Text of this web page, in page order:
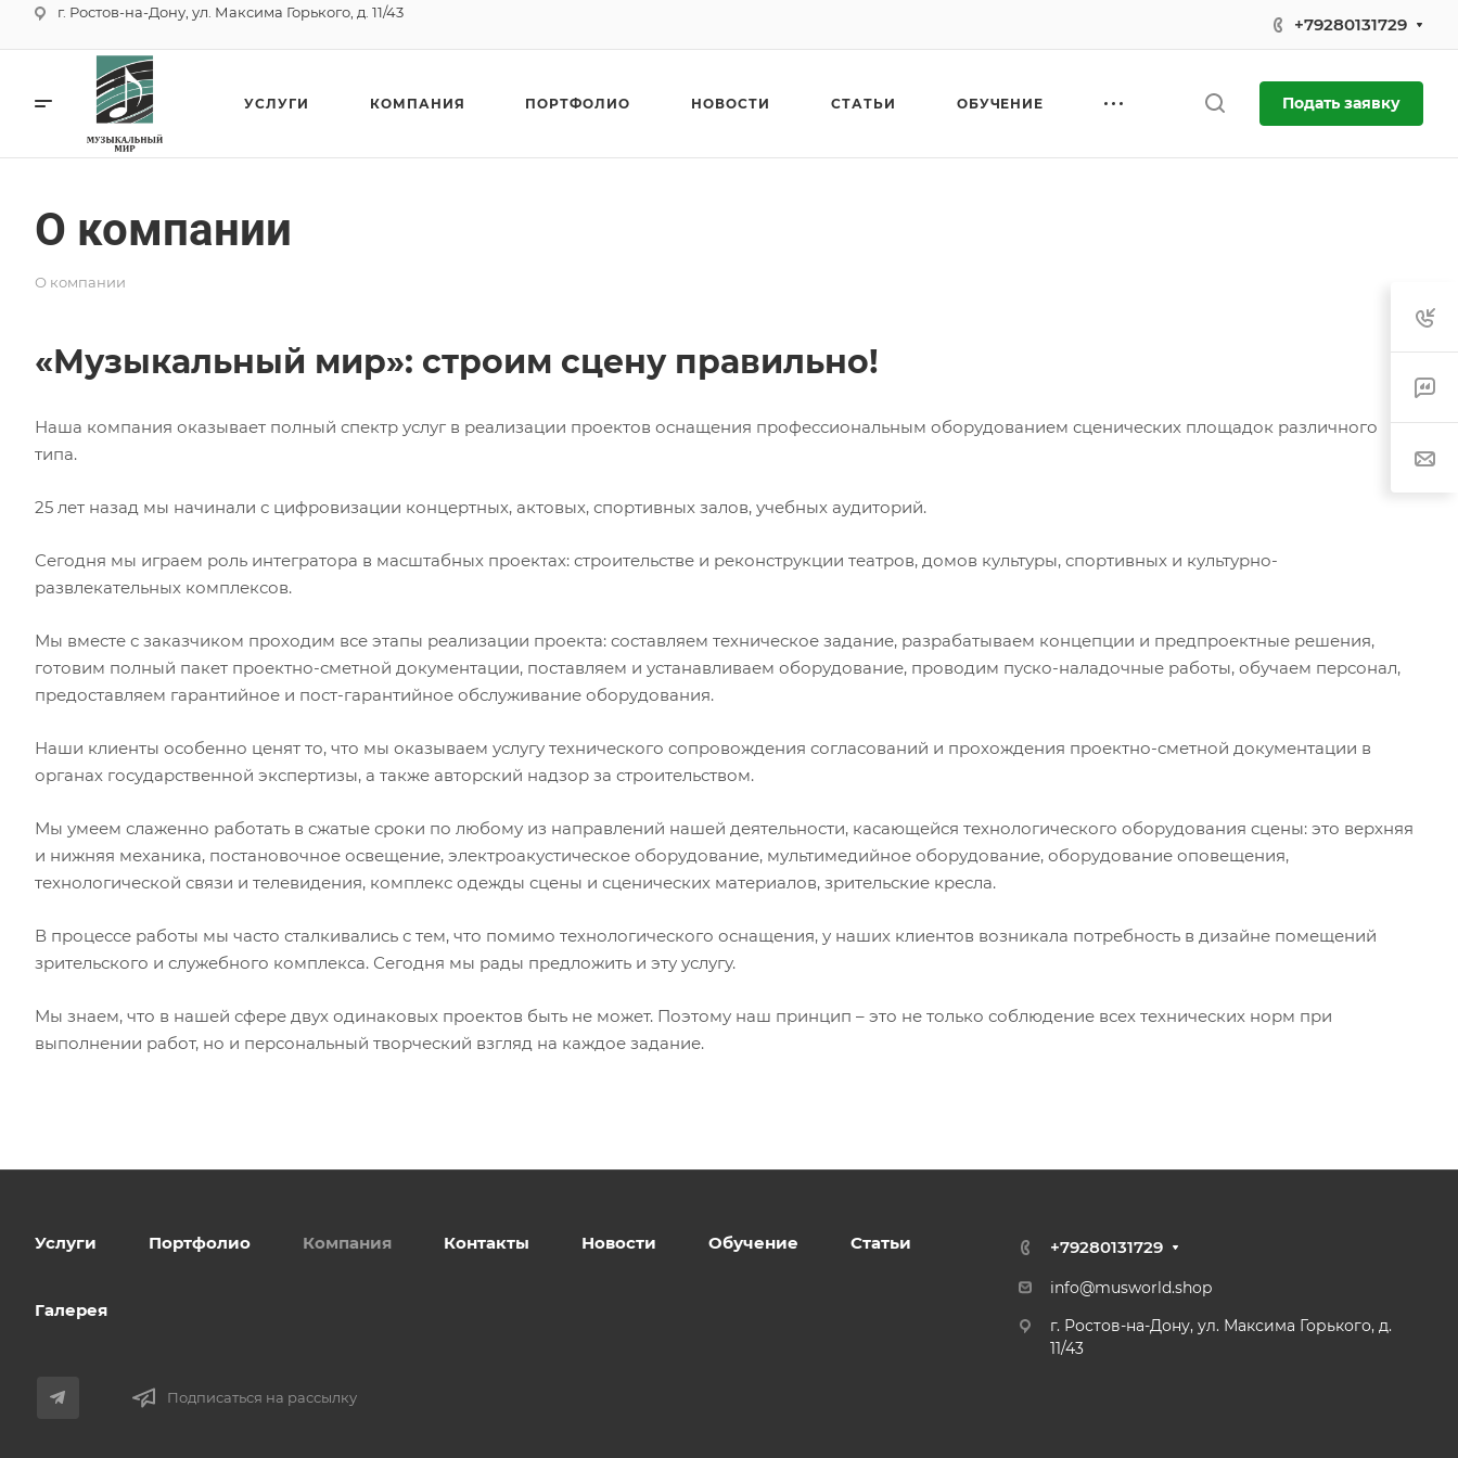
г. Ростов-на-Дону, ул. Максима Горького, д. 11/43
+79280131729
УСЛУГИ КОМПАНИЯ ПОРТФОЛИО НОВОСТИ СТАТЬИ ОБУЧЕНИЕ Подать заявку
О компании
О компании
«Музыкальный мир»: строим сцену правильно!
Наша компания оказывает полный спектр услуг в реализации проектов оснащения профессиональным оборудованием сценических площадок различного
типа.
25 лет назад мы начинали с цифровизации концертных, актовых, спортивных залов, учебных аудиторий.
Сегодня мы играем роль интегратора в масштабных проектах: строительстве и реконструкции театров, домов культуры, спортивных и культурно-
развлекательных комплексов.
Мы вместе с заказчиком проходим все этапы реализации проекта: составляем техническое задание, разрабатываем концепции и предпроектные решения,
готовим полный пакет проектно-сметной документации, поставляем и устанавливаем оборудование, проводим пуско-наладочные работы, обучаем персонал,
предоставляем гарантийное и пост-гарантийное обслуживание оборудования.
Наши клиенты особенно ценят то, что мы оказываем услугу технического сопровождения согласований и прохождения проектно-сметной документации в
органах государственной экспертизы, а также авторский надзор за строительством.
Мы умеем слаженно работать в сжатые сроки по любому из направлений нашей деятельности, касающейся технологического оборудования сцены: это верхняя
и нижняя механика, постановочное освещение, электроакустическое оборудование, мультимедийное оборудование, оборудование оповещения,
технологической связи и телевидения, комплекс одежды сцены и сценических материалов, зрительские кресла.
В процессе работы мы часто сталкивались с тем, что помимо технологического оснащения, у наших клиентов возникала потребность в дизайне помещений
зрительского и служебного комплекса. Сегодня мы рады предложить и эту услугу.
Мы знаем, что в нашей сфере двух одинаковых проектов быть не может. Поэтому наш принцип – это не только соблюдение всех технических норм при
выполнении работ, но и персональный творческий взгляд на каждое задание.
Услуги Портфолио Компания Контакты Новости Обучение Статьи
Галерея
Подписаться на рассылку
+79280131729
info@musworld.shop
г. Ростов-на-Дону, ул. Максима Горького, д.
11/43